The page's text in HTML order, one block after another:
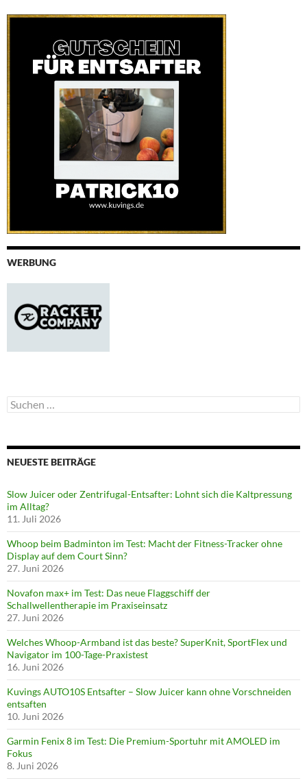
WERBUNG
Suchen
nach:
NEUESTE BEITRÄGE
Slow Juicer oder Zentrifugal-Entsafter: Lohnt sich die Kaltpressung
im Alltag?
11. Juli 2026
Whoop beim Badminton im Test: Macht der Fitness-Tracker ohne
Display auf dem Court Sinn?
27. Juni 2026
Novafon max+ im Test: Das neue Flaggschiff der
Schallwellentherapie im Praxiseinsatz
27. Juni 2026
Welches Whoop-Armband ist das beste? SuperKnit, SportFlex und
Navigator im 100-Tage-Praxistest
16. Juni 2026
Kuvings AUTO10S Entsafter – Slow Juicer kann ohne Vorschneiden
entsaften
10. Juni 2026
Garmin Fenix 8 im Test: Die Premium-Sportuhr mit AMOLED im
Fokus
8. Juni 2026